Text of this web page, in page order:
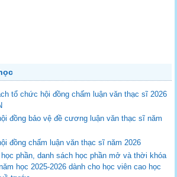
tổ chức hội đồng chấm luận văn thạc sĩ 2026
đồng bảo vệ đề cương luận văn thạc sĩ năm
đồng chấm luận văn thạc sĩ năm 2026
phần, danh sách học phần mở và thời khóa
học 2025-2026 dành cho học viên cao học